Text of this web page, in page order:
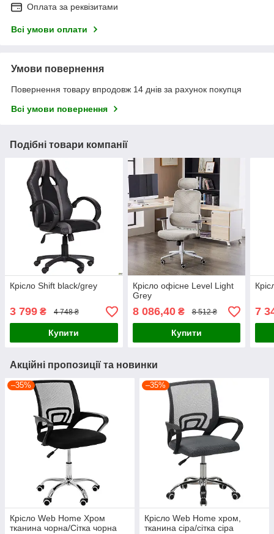
Оплата за реквізитами
Всі умови оплати
Умови повернення
Повернення товару впродовж 14 днів за рахунок покупця
Всі умови повернення
Подібні товари компанії
Крісло Shift black/grey
3 799 ₴ 4 748 ₴
Купити
Крісло офісне Level Light
Grey
8 086,40₴ 8 512 ₴
Купити
7
Акційні пропозиції та новинки
–35%
Крісло Web Home Хром
тканина чорна/Сітка чорна
–35%
Крісло Web Home хром,
тканина сіра/сітка сіра